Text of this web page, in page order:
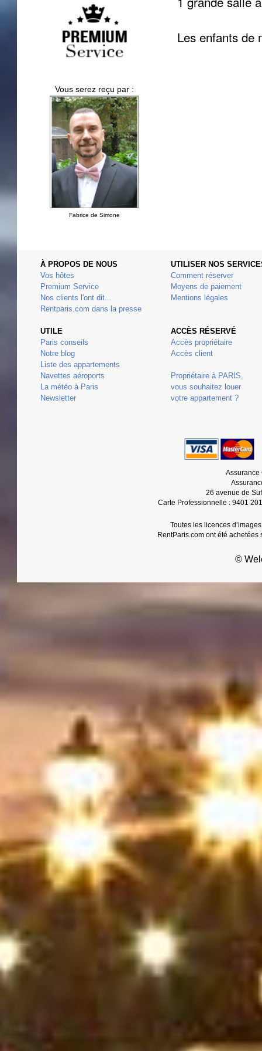
Les enfants de
Vous serez reçu par :
Fabrice de Simone
À PROPOS DE NOUS
Vos hôtes
Premium Service
Nos clients l'ont dit...
Rentparis.com dans la presse
UTILE
Paris conseils
Notre blog
Liste des appartements
Navettes aéroports
La météo à Paris
Newsletter
UTILISER NOS
Comment réserver
Moyens de paiement
Mentions légales
ACCÈS RÉSERVÉ
Accès propriétaire
Accès client
Propriétaire à PARIS,
vous souhaitez louer
votre appartement ?
Assurance
26 avenue de
Carte Professionnelle : 9401
Toutes les licences
RentParis.com ont été
©